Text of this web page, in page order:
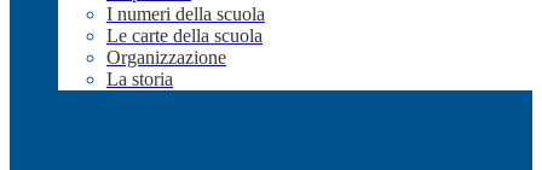
I numeri della scuola
Le carte della scuola
Organizzazione
La storia